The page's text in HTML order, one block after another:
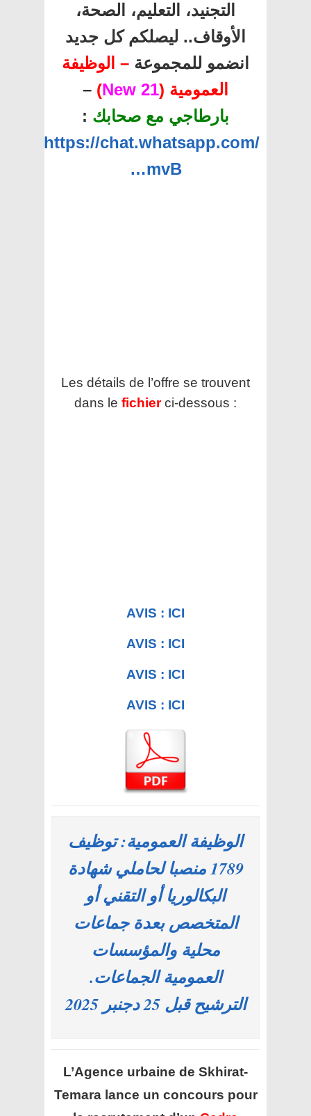
التجنيد، التعليم، الصحة،
الأوقاف.. ليصلكم كل جديد
انضمو للمجموعة – الوظيفة
العمومية (21 New
)
–
بارطاجي مع صحابك :
https://chat.whatsapp.com/
…mvB
Les détails de l’offre se trouvent
dans le fichier ci-dessous :
AVIS : ICI
AVIS : ICI
AVIS : ICI
AVIS : ICI
الوظيفة العمومية: توظيف
1789 منصبا لحاملي شهادة
البكالوريا أو التقني أو
المتخصص بعدة جماعات
محلية والمؤسسات
العمومية الجماعات.
الترشيح قبل 25 دجنبر 2025
L’Agence urbaine de Skhirat-
Temara lance un concours pour